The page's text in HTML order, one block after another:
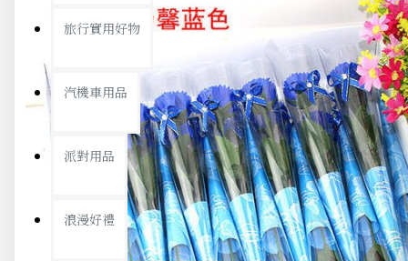
旅行實用好物
汽機車用品
派對用品
浪漫好禮